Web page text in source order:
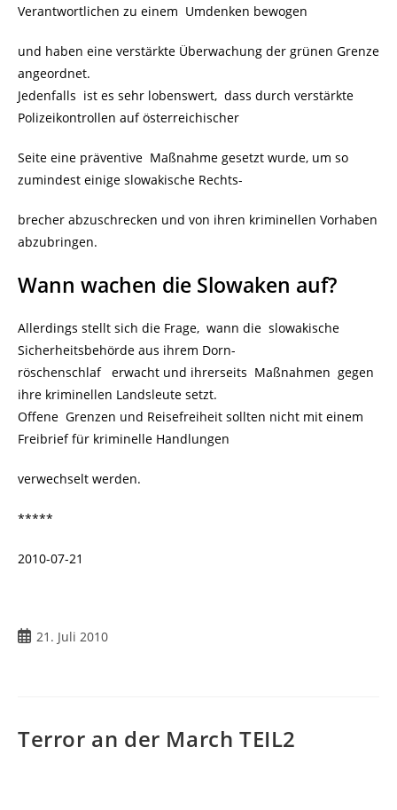
Verantwortlichen zu einem Umdenken bewogen
und haben eine verstärkte Überwachung der grünen Grenze
angeordnet.
Jedenfalls ist es sehr lobenswert, dass durch verstärkte
Polizeikontrollen auf österreichischer
Seite eine präventive Maßnahme gesetzt wurde, um so
zumindest einige slowakische Rechts-
brecher abzuschrecken und von ihren kriminellen Vorhaben
abzubringen.
Wann wachen die Slowaken auf?
Allerdings stellt sich die Frage, wann die slowakische
Sicherheitsbehörde aus ihrem Dorn-
röschenschlaf erwacht und ihrerseits Maßnahmen gegen
ihre kriminellen Landsleute setzt.
Offene Grenzen und Reisefreiheit sollten nicht mit einem
Freibrief für kriminelle Handlungen
verwechselt werden.
*****
2010-07-21
Beitrag
21. Juli 2010
Terror an der March TEIL2